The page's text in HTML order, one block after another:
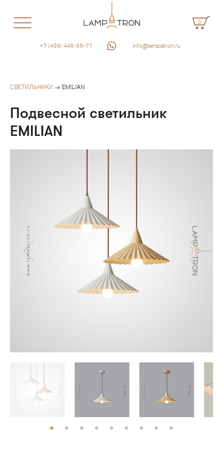
0
+7 (495) 445-55-77 info@lampatron.ru
СВЕТИЛЬНИКИ → EMILIAN
Подвесной светильник
EMILIAN